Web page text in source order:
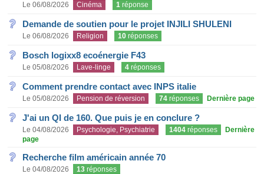
Le 06/08/2026 Cinéma 1 réponse
Demande de soutien pour le projet INJILI SHULENI
Le 06/08/2026 Religion 10 réponses
Bosch logixx8 ecoénergie F43
Le 05/08/2026 Lave-linge 4 réponses
Comment prendre contact avec INPS italie
Le 05/08/2026 Pension de réversion 74 réponses Dernière page
J'ai un QI de 160. Que puis je en conclure ?
Le 04/08/2026 Psychologie, Psychiatrie 1404 réponses
Dernière
page
Recherche film américain année 70
Le 04/08/2026 13 réponses